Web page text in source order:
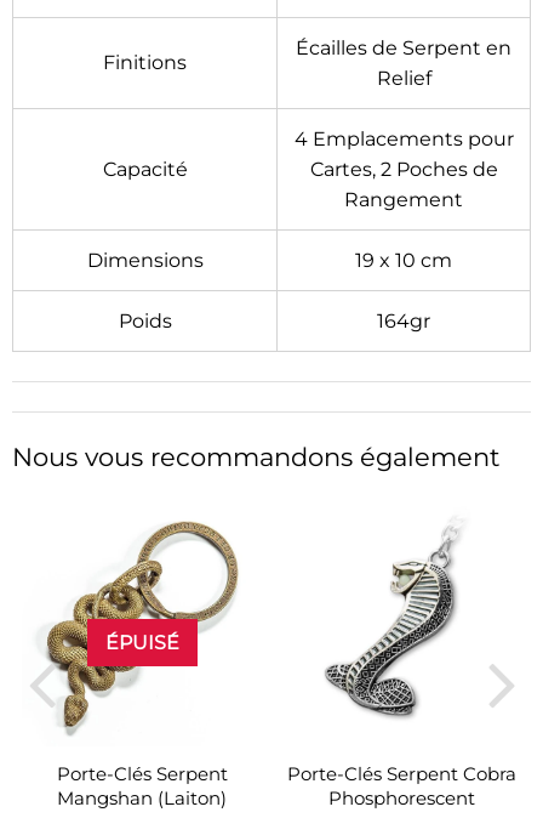
Finitions
Écailles de Serpent en
Relief
Capacité
4 Emplacements pour
Cartes, 2 Poches de
Rangement
Dimensions 19 x 10 cm
Poids 164gr
Nous vous recommandons également
ÉPUISÉ
Porte-Clés Serpent
Mangshan (Laiton)
Porte-Clés Serpent Cobra
Phosphorescent